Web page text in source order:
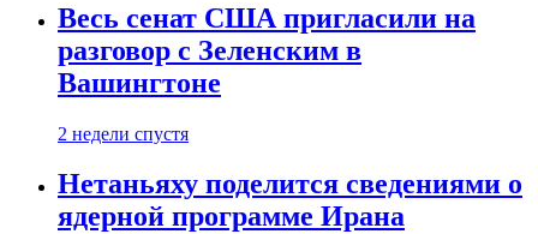
Весь сенат США пригласили на
разговор с Зеленским в
Вашингтоне
2 недели спустя
Нетаньяху поделится сведениями о
ядерной программе Ирана